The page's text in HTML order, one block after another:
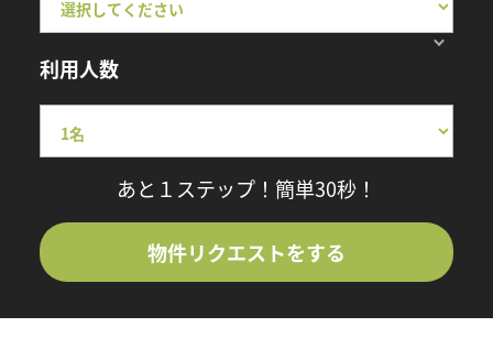
利用人数
あと１ステップ！簡単30秒！
物件リクエストをする